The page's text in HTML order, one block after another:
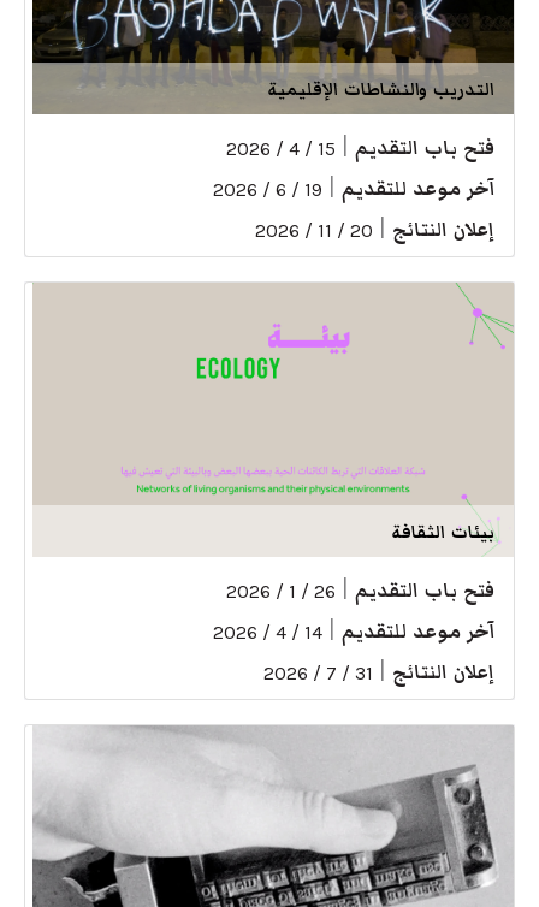
التدريب والنشاطات الإقليمية
فتح باب التقديم 15 / 4 / 2026
آخر موعد للتقديم 19 / 6 / 2026
إعلان النتائج 20 / 11 / 2026
بيئات الثقافة
فتح باب التقديم 26 / 1 / 2026
آخر موعد للتقديم 14 / 4 / 2026
إعلان النتائج 31 / 7 / 2026